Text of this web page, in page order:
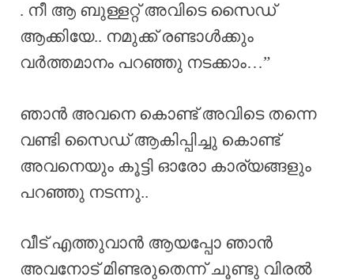
. നീ ആ ബുള്ളറ്റ് അവിടെ സൈഡ്
ആക്കിയേ.. നമുക്ക് രണ്ടാൾക്കും
വർത്തമാനം പറഞ്ഞു നടക്കാം…”
ഞാൻ അവനെ കൊണ്ട് അവിടെ തന്നെ
വണ്ടി സൈഡ് ആകിപ്പിച്ചു കൊണ്ട്
അവനെയും കൂട്ടി ഓരോ കാര്യങ്ങളും
പറഞ്ഞു നടന്നു..
വീട് എത്തുവാൻ ആയപ്പോ ഞാൻ
അവനോട് മിണ്ടരുതെന്ന് ചൂണ്ടു വിരൽ